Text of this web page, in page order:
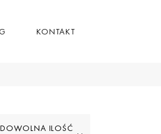
KONTAKT
DOWOLNA ILOŚĆ